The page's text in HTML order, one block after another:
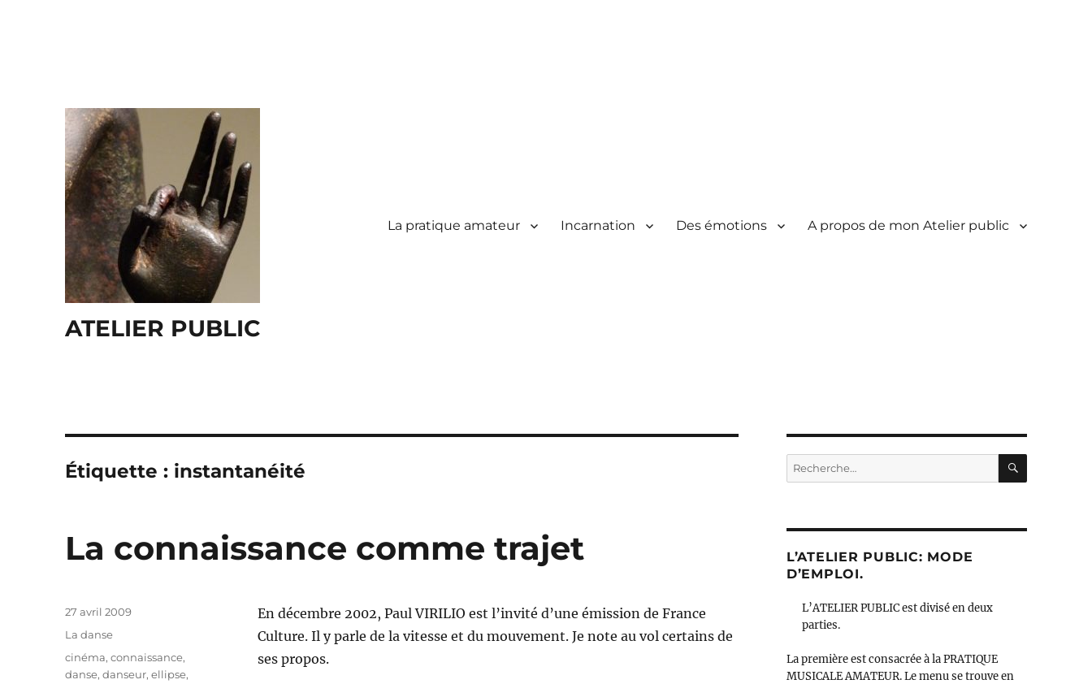
ATELIER PUBLIC
La pratique amateur Incarnation Des émotions A propos de mon Atelier public
Étiquette : instantanéité
La connaissance comme trajet
En décembre 2002, Paul VIRILIO est l’invité d’une émission de France
Culture. Il y parle de la vitesse et du mouvement. Je note au vol certains de
ses propos.
Publié
27 avril 2009
Catégories
La danse
Étiquettes
cinéma,connaissance,
danse,danseur,ellipse,
Recherche
pour :
L’ATELIER PUBLIC: MODE
D’EMPLOI.
L’ATELIER PUBLIC est divisé en deux
parties.
La première est consacrée à la PRATIQUE
MUSICALE AMATEUR. Le menu se trouve en